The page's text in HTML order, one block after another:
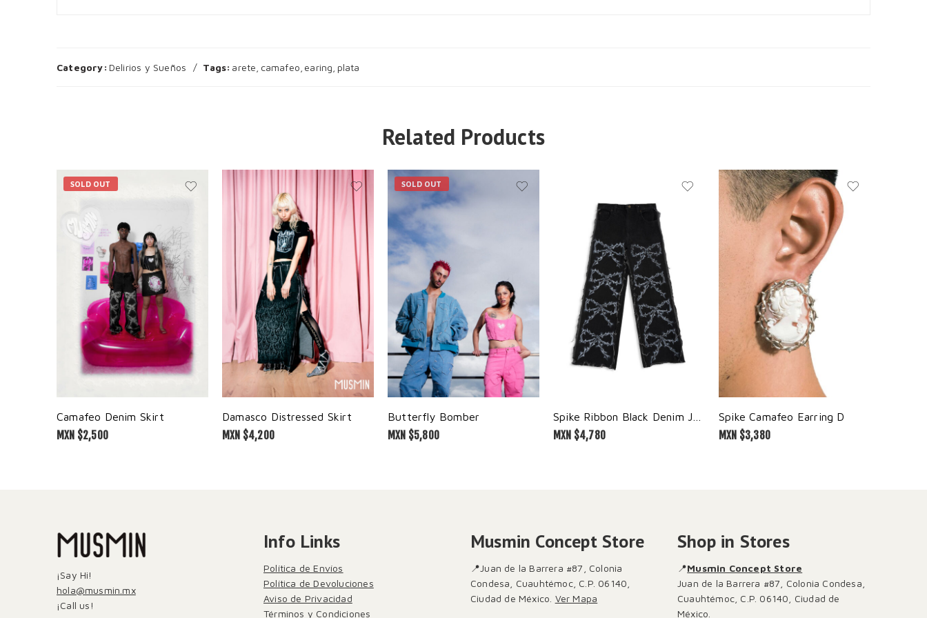
Category: Delirios y Sueños Tags: arete camafeo earing plata
Related Products
SOLD OUT
Camafeo Denim Skirt
MXN $2,500
Damasco Distressed Skirt
MXN $4,200
SOLD OUT
Butterfly Bomber
MXN $5,800 MXN $4,780
Spike Camafeo Earring D
MXN $3,380
¡Say Hi!
hola@musmin.mx
¡Call us!
Info Links
Política de Envíos
Política de Devoluciones
Aviso de Privacidad
Términos y Condiciones
Musmin Concept Store
📍Juan de la Barrera #87, Colonia
Condesa, Cuauhtémoc, C.P. 06140,
Ciudad de México. Ver Mapa
Shop in Stores
📍Musmin Concept Store
Juan de la Barrera #87, Colonia Condesa,
Cuauhtémoc, C.P. 06140, Ciudad de
México.